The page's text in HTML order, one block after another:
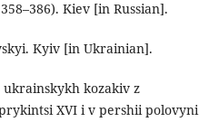
Kiev [in Russian].
Kyiv [in Ukrainian].
kozakiv z
XVI i v pershii polovyni